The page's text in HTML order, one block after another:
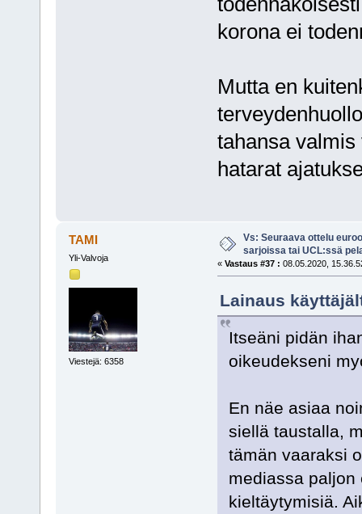
korona ei
Mutta en
tahansa
hatarat
TAMI
Yli-Valvoja
Viestejä: 6358
Vs: Seuraava ottelu
sarjoissa tai UCL:ssä
« Vastaus #37 : 08.05.2020,
Lainaus
Itseäni pidän
oikeudekseni
En näe asiaa
siellä taustalla,
tämän vaaraksi
mediassa paljon
kieltäytymisiä.